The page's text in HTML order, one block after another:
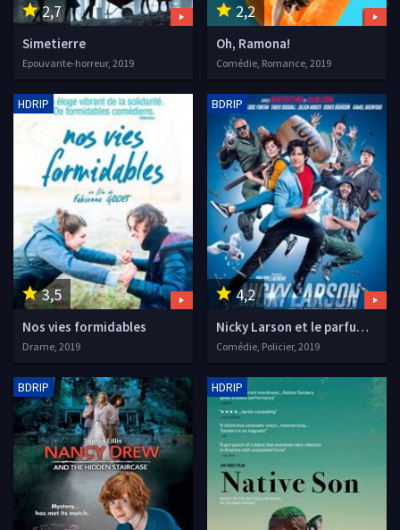
2,7
Simetierre
Epouvante-horreur, 2019
2,2
Oh, Ramona!
Comédie, Romance, 2019
3,5
HDRIP
Nos vies formidables
Drame, 2019
4,2
BDRIP
Nicky Larson et le parfum de Cupidon
Comédie, Policier, 2019
BDRIP HDRIP